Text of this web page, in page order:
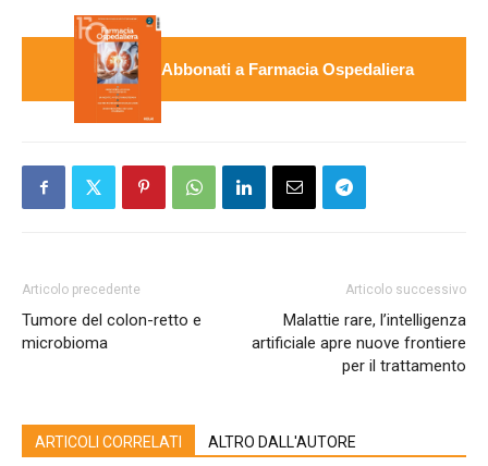
Abbonati a Farmacia Ospedaliera
Articolo precedente
Tumore del colon-retto e
microbioma
Articolo successivo
Malattie rare, l’intelligenza
artificiale apre nuove frontiere
per il trattamento
ARTICOLI CORRELATI ALTRO DALL'AUTORE